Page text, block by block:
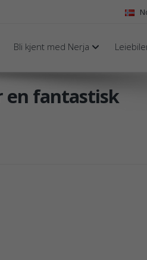
Bli kjent med Nerja
en fantastisk